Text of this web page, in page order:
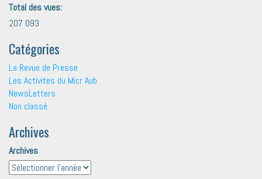
Total des vues:
207 093
Catégories
La Revue de Presse
Les Activites du Micr Aub
NewsLetters
Non classé
Archives
Archives